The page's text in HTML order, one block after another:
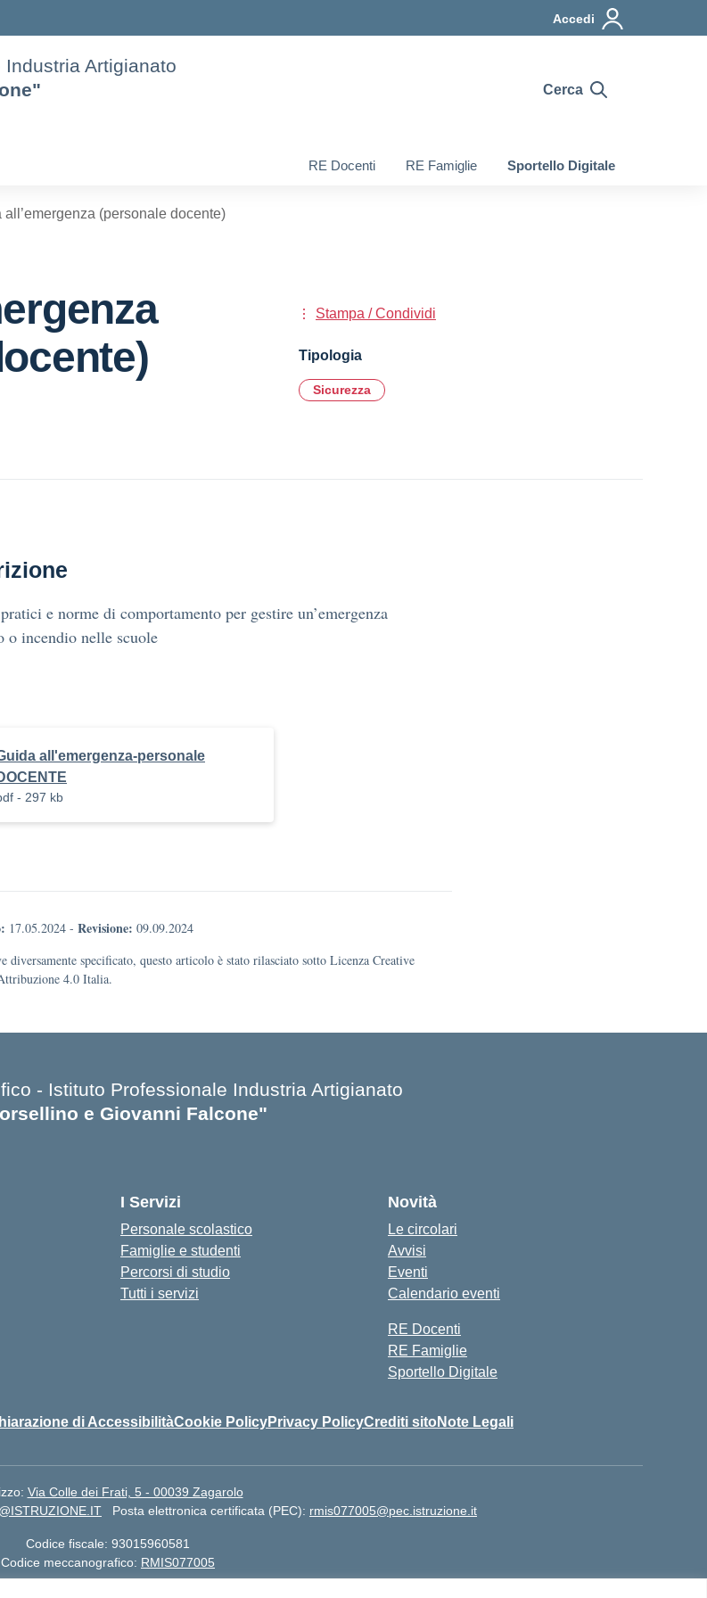
Accedi
Artigianato
Cerca
RE Docenti RE Famiglie Sportello Digitale
all’emergenza (personale docente)
Stampa / Condividi
Tipologia
Sicurezza
e norme di comportamento per gestire un’emergenza
o incendio nelle scuole
all'emergenza-personale
- 297 kb
17.05.2024 - Revisione: 09.09.2024
diversamente specificato, questo articolo è stato rilasciato sotto Licenza Creative
4.0 Italia.
- Istituto Professionale Industria Artigianato
e Giovanni Falcone"
I Servizi
Personale scolastico
Famiglie e studenti
Percorsi di studio
Tutti i servizi
Novità
Le circolari
Avvisi
Eventi
Calendario eventi
RE Docenti
RE Famiglie
Sportello Digitale
di AccessibilitàCookie PolicyPrivacy PolicyCrediti sito Note Legali
Via Colle dei Frati, 5 - 00039 Zagarolo
Posta elettronica certificata (PEC): rmis077005@pec.istruzione.it
Codice fiscale: 93015960581
Codice meccanografico: RMIS077005